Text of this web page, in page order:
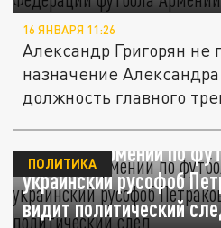
16 ЯНВАРЯ 11:26
Александр Григорян не
назначение
должность главного
Сборную Армении по
украинский русофоб
видит политический
ПОЛИТИКА